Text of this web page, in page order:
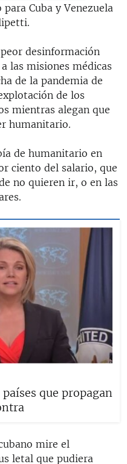
Cuba y Venezuela
desinformación
las misiones médicas
de la pandemia de
de los
mientras alegan que
humanitario.
de humanitario en
ciento del salario, que
no quieren ir, o en las
que propagan
mire el
letal que pudiera